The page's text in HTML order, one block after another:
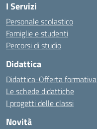
I Servizi
Personale scolastico
Famiglie e studenti
Percorsi di studio
Didattica
Didattica-Offerta formativa
Le schede didattiche
I progetti delle classi
Novità